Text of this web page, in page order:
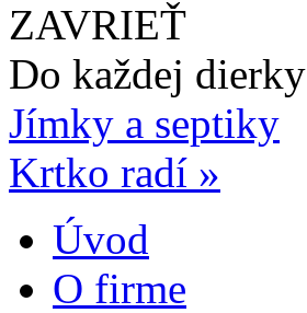
ZAVRIEŤ
Do každej dierky
Jímky a septiky
Krtko radí »
Úvod
O firme